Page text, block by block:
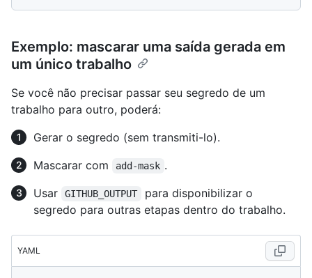
Exemplo: mascarar uma saída gerada em
um único trabalho
Se você não precisar passar seu segredo de um
trabalho para outro, poderá:
Gerar o segredo (sem transmiti-lo).
Mascarar com
add-mask .
Usar
GITHUB_OUTPUT
para disponibilizar o
segredo para outras etapas dentro do trabalho.
YAML